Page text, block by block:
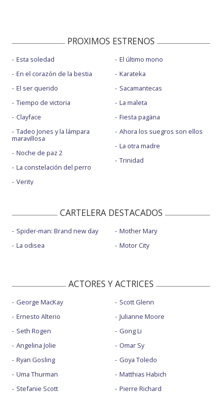
PROXIMOS ESTRENOS
Esta soledad
En el corazón de la bestia
El ser querido
Tiempo de victoria
Clayface
Tadeo Jones y la lámpara
maravillosa
Noche de paz 2
La constelación del perro
Verity
El último mono
Karateka
Sacamantecas
La maleta
Fiesta pagäna
Ahora los suegros son ellos
La otra madre
Trinidad
CARTELERA DESTACADOS
Spider-man: Brand new day
La odisea
Mother Mary
Motor City
ACTORES Y ACTRICES
George MacKay
Ernesto Alterio
Seth Rogen
Angelina Jolie
Ryan Gosling
Uma Thurman
Stefanie Scott
Scott Glenn
Julianne Moore
Gong Li
Omar Sy
Goya Toledo
Matthias Habich
Pierre Richard